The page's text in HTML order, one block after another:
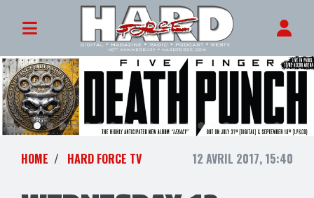
HOME HARD FORCE TV 12 AVRIL 2017, 15:40